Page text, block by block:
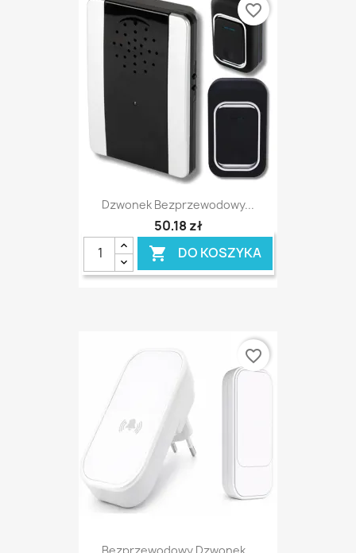
Dzwonek Bezprzewodowy...
50,18 zł
 DO KOSZYKA
favorite_border
favorite_border